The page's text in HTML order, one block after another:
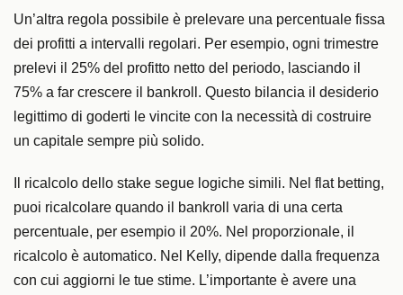
Un’altra regola possibile è prelevare una percentuale fissa
dei profitti a intervalli regolari. Per esempio, ogni trimestre
prelevi il 25% del profitto netto del periodo, lasciando il
75% a far crescere il bankroll. Questo bilancia il desiderio
legittimo di goderti le vincite con la necessità di costruire
un capitale sempre più solido.
Il ricalcolo dello stake segue logiche simili. Nel flat betting,
puoi ricalcolare quando il bankroll varia di una certa
percentuale, per esempio il 20%. Nel proporzionale, il
ricalcolo è automatico. Nel Kelly, dipende dalla frequenza
con cui aggiorni le tue stime. L’importante è avere una